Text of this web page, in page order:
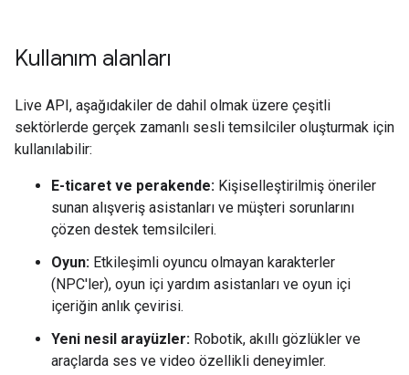
Kullanım alanları
Live API, aşağıdakiler de dahil olmak üzere çeşitli
sektörlerde gerçek zamanlı sesli temsilciler oluşturmak için
kullanılabilir:
E-ticaret ve perakende: Kişiselleştirilmiş öneriler
sunan alışveriş asistanları ve müşteri sorunlarını
çözen destek temsilcileri.
Oyun: Etkileşimli oyuncu olmayan karakterler
(NPC'ler), oyun içi yardım asistanları ve oyun içi
içeriğin anlık çevirisi.
Yeni nesil arayüzler: Robotik, akıllı gözlükler ve
araçlarda ses ve video özellikli deneyimler.